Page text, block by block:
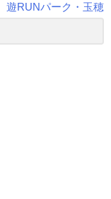
遊RUNパーク・玉穂